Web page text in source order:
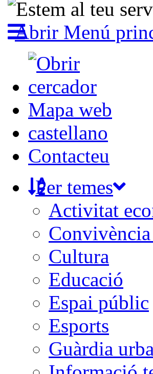
Abrir Menú
Mapa web
castellano
Contacteu
Per temes
Activitat
Cultura
Educació
Espai públic
Esports
Guàrdia